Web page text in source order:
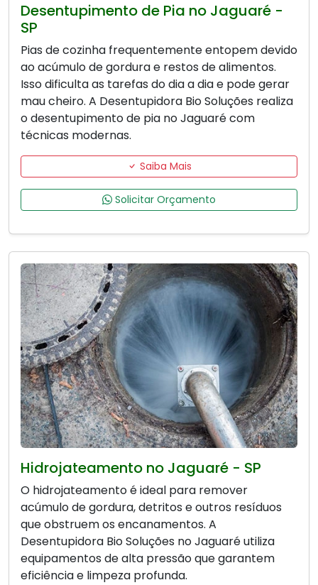
Desentupimento de Pia no Jaguaré -
SP
Pias de cozinha frequentemente entopem devido
ao acúmulo de gordura e restos de alimentos.
Isso dificulta as tarefas do dia a dia e pode gerar
mau cheiro. A Desentupidora Bio Soluções realiza
o desentupimento de pia no Jaguaré com
técnicas modernas.
Saiba Mais
Solicitar Orçamento
Hidrojateamento no Jaguaré - SP
O hidrojateamento é ideal para remover
acúmulo de gordura, detritos e outros resíduos
que obstruem os encanamentos. A
Desentupidora Bio Soluções no Jaguaré utiliza
equipamentos de alta pressão que garantem
eficiência e limpeza profunda.